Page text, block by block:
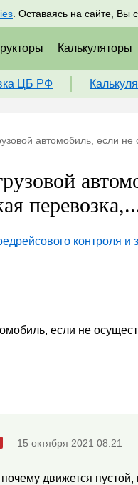
. Оставаясь на сайте, Вы
Калькуляторы
ЦБ РФ
автомобиль, если не
контроля и
если не
15 октября 2021 08:21
движется